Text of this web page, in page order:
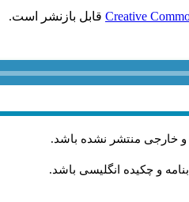
Creative قابل بازنشر است.
و خارجی منتشر نشده باشد.
و چکیده انگلیسی باشد.